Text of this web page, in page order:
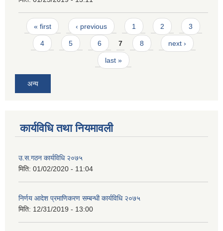
Pages
« first ‹ previous 1 2 3
4 5 6 7 8 next ›
last »
अन्य
कार्यविधि तथा नियमावली
उ.स.गठन कार्यविधि २०७५
मिति: 01/02/2020 - 11:04
निर्णय आदेश प्रमाणिकरण सम्बन्धी कार्यविधि २०७५
मिति: 12/31/2019 - 13:00